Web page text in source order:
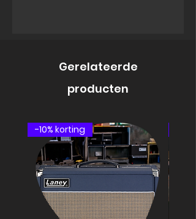
Gerelateerde
producten
-10% korting